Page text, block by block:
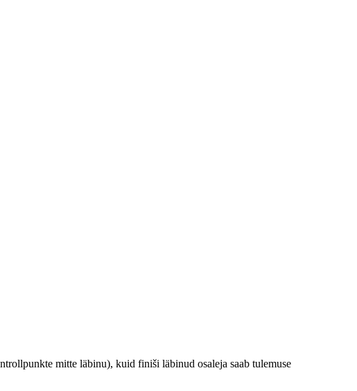
mitte läbinu), kuid finiši läbinud osaleja saab tulemuse